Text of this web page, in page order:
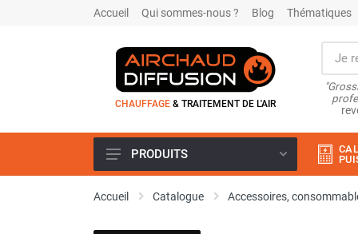
Accueil Qui sommes-nous ? Blog Thématiques
CHAUFFAGE & TRAITEMENT DE L'AIR
Climatiseur
PRODUITS
Accueil Catalogue Accessoires,